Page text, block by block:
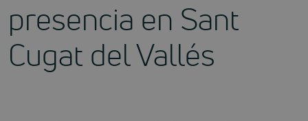
presencia en Sant
Cugat del Vallés